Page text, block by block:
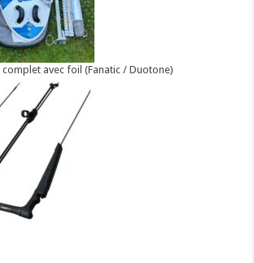
avec foil (Fanatic / Duotone)